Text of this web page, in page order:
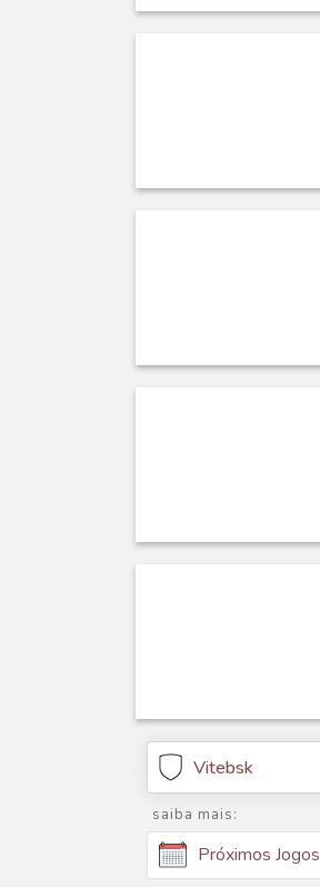
Vitebsk
saiba mais:
Próximos Jogos